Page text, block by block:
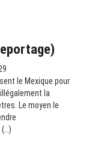
le Mexique pour
la
Le moyen le